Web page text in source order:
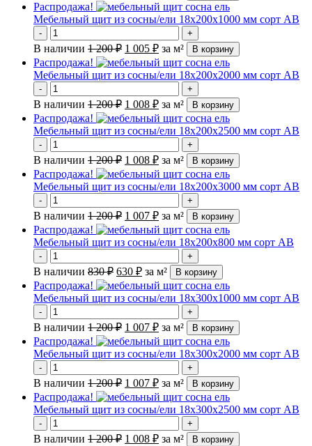
Распродажа!
Мебельный щит из сосны/ели 18х200х1000 мм сорт АВ
- +
В наличии 1 200₽ 1 005 ₽ за м² В корзину
Распродажа!
Мебельный щит из сосны/ели 18х200х2000 мм сорт АВ
- +
В наличии 1 200₽ 1 008 ₽ за м² В корзину
Распродажа!
Мебельный щит из сосны/ели 18х200х2500 мм сорт АВ
- +
В наличии 1 200₽ 1 008 ₽ за м² В корзину
Распродажа!
Мебельный щит из сосны/ели 18х200х3000 мм сорт АВ
- +
В наличии 1 200₽ 1 007 ₽ за м² В корзину
Распродажа!
Мебельный щит из сосны/ели 18х200х800 мм сорт АВ
- +
В наличии 830₽ 630 ₽ за м² В корзину
Распродажа!
Мебельный щит из сосны/ели 18х300х1000 мм сорт АВ
- +
В наличии 1 200₽ 1 007 ₽ за м² В корзину
Распродажа!
Мебельный щит из сосны/ели 18х300х2000 мм сорт АВ
- +
В наличии 1 200₽ 1 007 ₽ за м² В корзину
Распродажа!
Мебельный щит из сосны/ели 18х300х2500 мм сорт АВ
- +
В наличии 1 200₽ 1 008 ₽ за м² В корзину